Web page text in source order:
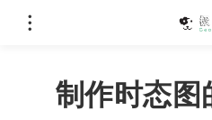
制作时态图